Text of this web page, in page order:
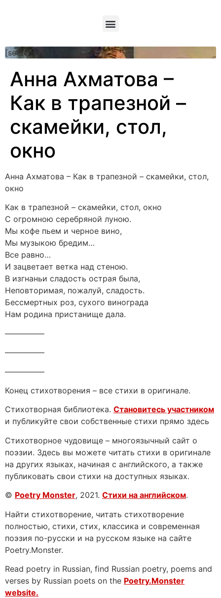
[searchform]
Анна Ахматова –
Как в трапезной –
скамейки, стол,
окно
Анна Ахматова – Как в трапезной – скамейки, стол,
окно
Как в трапезной – скамейки, стол, окно
С огромною серебряной луною.
Мы кофе пьем и черное вино,
Мы музыкою бредим…
Все равно…
И зацветает ветка над стеною.
В изгнаньи сладость острая была,
Неповторимая, пожалуй, сладость.
Бессмертных роз, сухого винограда
Нам родина пристанище дала.
—————
—————
—————
Конец стихотворения – все стихи в оригинале.
Стихотворная библиотека. Становитесь участником
и публикуйте свои собственные стихи прямо здесь
Стихотворное чудовище – многоязычный сайт о
поэзии. Здесь вы можете читать стихи в оригинале
на других языках, начиная с английского, а также
публиковать свои стихи на доступных языках.
© Poetry Monster, 2021. Стихи на английском.
Найти стихотворение, читать стихотворение
полностью, стихи, стих, классика и современная
поэзия по-русски и на русском языке на сайте
Poetry.Monster.
Read poetry in Russian, find Russian poetry, poems and
verses by Russian poets on the Poetry.Monster
website.